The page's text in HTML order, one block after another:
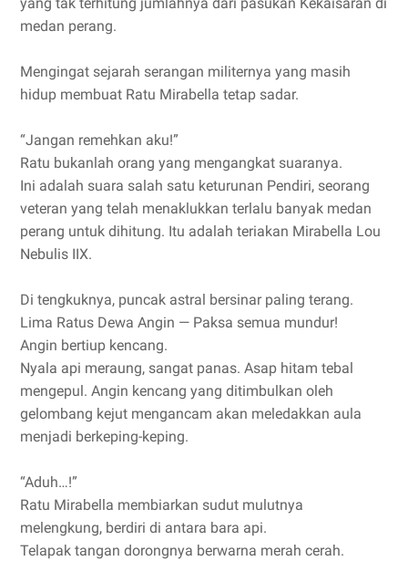
medan perang.
Mengingat sejarah serangan militernya yang masih
hidup membuat Ratu Mirabella tetap sadar.
“Jangan remehkan aku!”
Ratu bukanlah orang yang mengangkat suaranya.
Ini adalah suara salah satu keturunan Pendiri, seorang
veteran yang telah menaklukkan terlalu banyak medan
perang untuk dihitung. Itu adalah teriakan Mirabella Lou
Nebulis IIX.
Di tengkuknya, puncak astral bersinar paling terang.
Lima Ratus Dewa Angin — Paksa semua mundur!
Angin bertiup kencang.
Nyala api meraung, sangat panas. Asap hitam tebal
mengepul. Angin kencang yang ditimbulkan oleh
gelombang kejut mengancam akan meledakkan aula
menjadi berkeping-keping.
“Aduh…!”
Ratu Mirabella membiarkan sudut mulutnya
melengkung, berdiri di antara bara api.
Telapak tangan dorongnya berwarna merah cerah.